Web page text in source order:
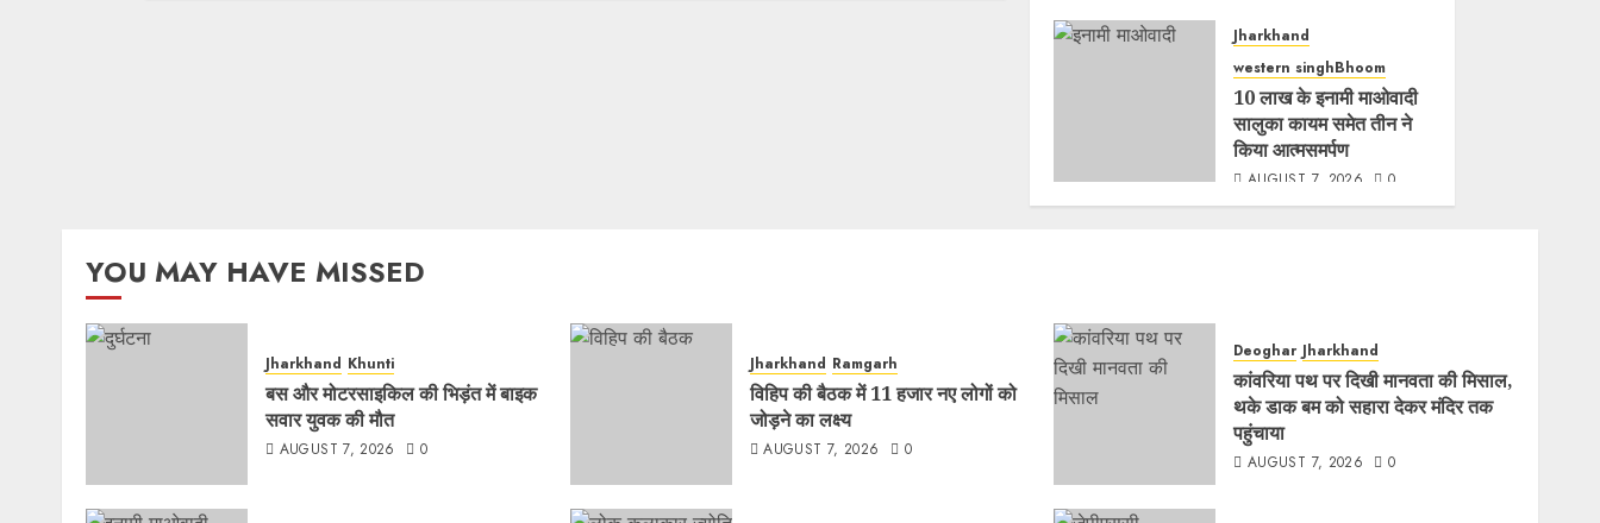
Jharkhand
western singhBhoom
10 लाख के इनामी माओवादी
सालुका कायम समेत तीन ने
किया आत्मसमर्पण
AUGUST 7, 2026 0
YOU MAY HAVE MISSED
Jharkhand Khunti
बस और मोटरसाइकिल की भिड़ंत में बाइक
सवार युवक की मौत
AUGUST 7, 2026 0
Jharkhand Ramgarh
विहिप की बैठक में 11 हजार नए लोगों को
जोड़ने का लक्ष्य
AUGUST 7, 2026 0
Deoghar Jharkhand
कांवरिया पथ पर दिखी मानवता की मिसाल,
थके डाक बम को सहारा देकर मंदिर तक
पहुंचाया
AUGUST 7, 2026 0